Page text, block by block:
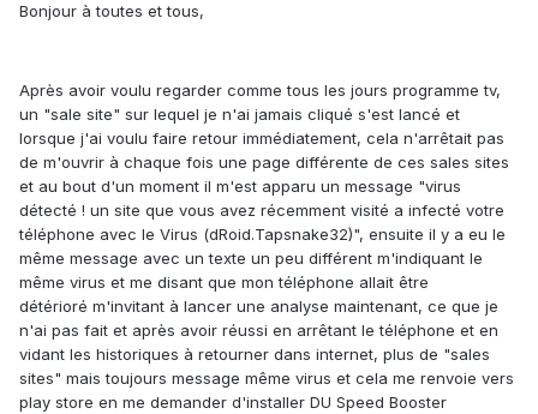
Bonjour à toutes et tous,
Après avoir voulu regarder comme tous les jours programme tv,
un "sale site" sur lequel je n'ai jamais cliqué s'est lancé et
lorsque j'ai voulu faire retour immédiatement, cela n'arrêtait pas
de m'ouvrir à chaque fois une page différente de ces sales sites
et au bout d'un moment il m'est apparu un message "virus
détecté ! un site que vous avez récemment visité a infecté votre
téléphone avec le Virus (dRoid.Tapsnake32)", ensuite il y a eu le
même message avec un texte un peu différent m'indiquant le
même virus et me disant que mon téléphone allait être
détérioré m'invitant à lancer une analyse maintenant, ce que je
n'ai pas fait et après avoir réussi en arrêtant le téléphone et en
vidant les historiques à retourner dans internet, plus de "sales
sites" mais toujours message même virus et cela me renvoie vers
play store en me demander d'installer DU Speed Booster